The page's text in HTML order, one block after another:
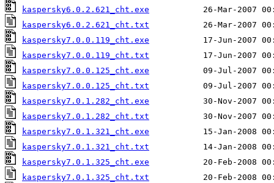
kaspersky6.0.2.621_cht.exe
kaspersky6.0.2.621_cht.txt
kaspersky7.0.0.119_cht.exe
kaspersky7.0.0.119_cht.txt
kaspersky7.0.0.125_cht.exe
kaspersky7.0.0.125_cht.txt
kaspersky7.0.1.282_cht.exe
kaspersky7.0.1.282_cht.txt
kaspersky7.0.1.321_cht.exe
kaspersky7.0.1.321_cht.txt
kaspersky7.0.1.325_cht.exe
kaspersky7.0.1.325_cht.txt